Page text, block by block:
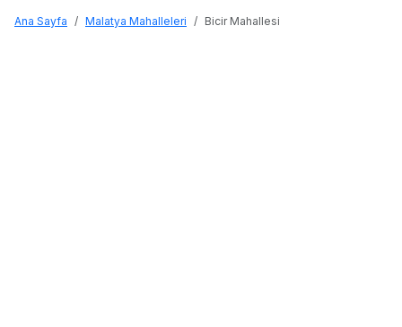
Ana Sayfa Malatya Mahalleleri Bicir Mahallesi